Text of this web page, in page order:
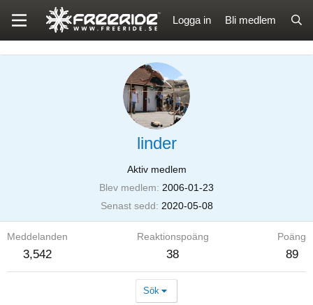
Logga in Bli medlem
linder
Aktiv medlem
Blev medlem
2006-01-23
Senast sedd
2020-05-08
Meddelanden
3,542
Reaktionspoäng
38
Poäng
89
Sök